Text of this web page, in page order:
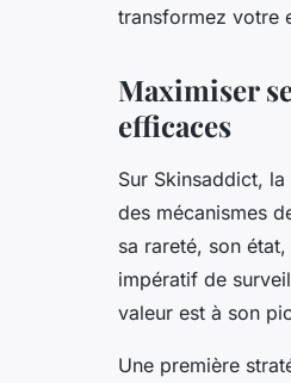
7 min de lecturetransformez votre
Maximiser
efficaces
Sur Skinsaddict,
des mécanismes
sa rareté, son
impératif de
valeur est à son
Une première